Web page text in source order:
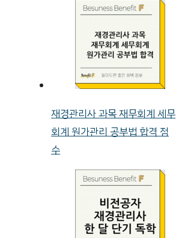
재경관리사 과목 재무회계 세무
회계 원가관리 공부법 합격 점
수